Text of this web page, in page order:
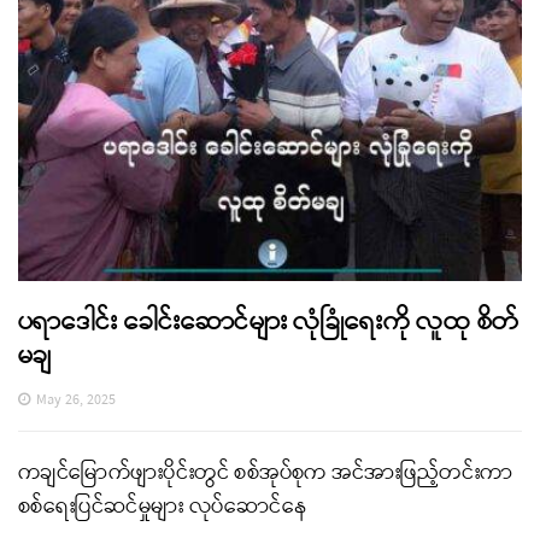
ပရာဒေါင်း ခေါင်းဆောင်များ လုံခြုံရေးကို လူထု စိတ်
မချ
May 26, 2025
ကချင်မြောက်ဖျားပိုင်းတွင် စစ်အုပ်စုက အင်အားဖြည့်တင်းကာ
စစ်ရေးပြင်ဆင်မှုများ လုပ်ဆောင်နေ